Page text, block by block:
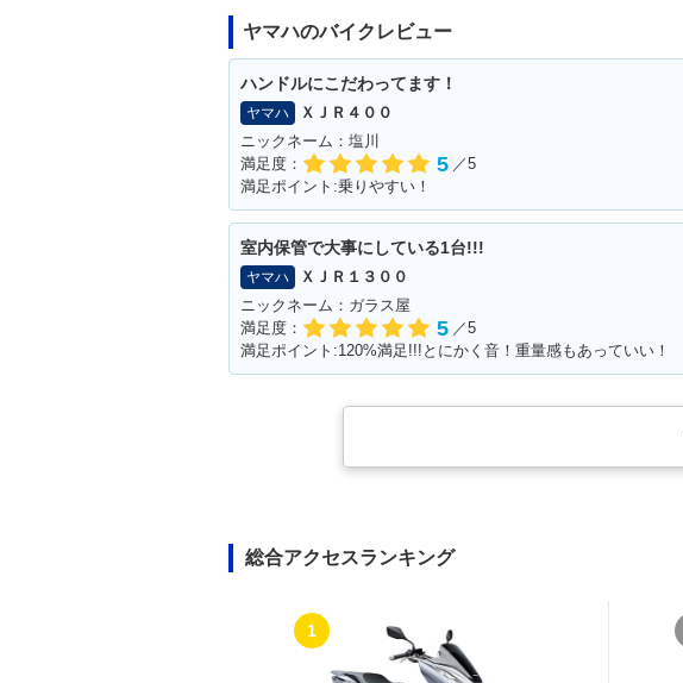
ヤマハのバイクレビュー
ハンドルにこだわってます！
ヤマハ
ＸＪＲ４００
ニックネーム：塩川
満足度：
5 ／5
満足ポイント:乗りやすい！
室内保管で大事にしている1台!!!
ヤマハ
ＸＪＲ１３００
ニックネーム：ガラス屋
満足度：
5 ／5
満足ポイント:120%満足!!!とにかく音！重量感もあっていい！
総合アクセスランキング
1